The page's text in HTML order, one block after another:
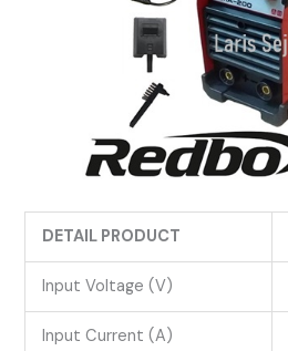
DETAIL PRODUCT
Input Voltage (V)
Input Current (A)